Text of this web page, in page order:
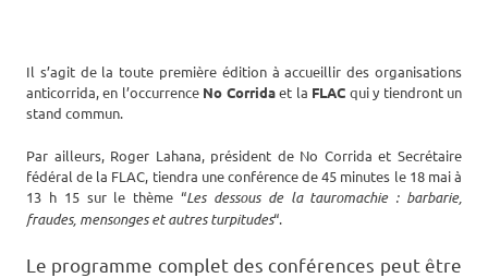
Il s’agit de la toute première édition à accueillir des organisations
anticorrida, en l’occurrence No Corridaet la FLAC qui y tiendront un
stand commun.
Par ailleurs, Roger Lahana, président de No Corrida et Secrétaire
fédéral de la FLAC, tiendra une conférence de 45 minutes le 18 mai à
13 h 15 sur le thème “Les dessous de la tauromachie : barbarie,
fraudes, mensonges et autres turpitudes“.
Le programme complet des conférences peut être